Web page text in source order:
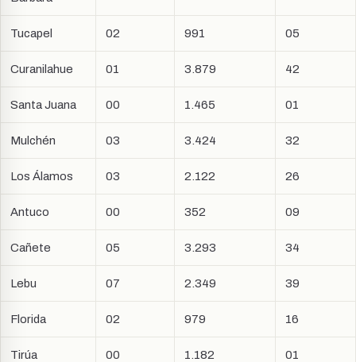
Tucapel 02 991 05
Curanilahue 01 3.879 42
Santa Juana 00 1.465 01
Mulchén 03 3.424 32
Los Álamos 03 2.122 26
Antuco 00 352 09
Cañete 05 3.293 34
Lebu 07 2.349 39
Florida 02 979 16
Tirúa 00 1.182 01